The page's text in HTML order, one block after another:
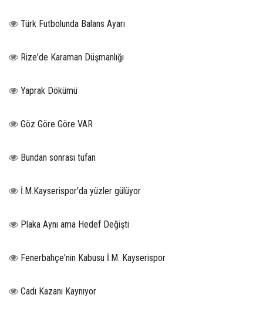
Türk Futbolunda Balans Ayarı
Rize'de Karaman Düşmanlığı
Yaprak Dökümü
Göz Göre Göre VAR
Bundan sonrası tufan
İ.M.Kayserispor'da yüzler gülüyor
Plaka Aynı ama Hedef Değişti
Fenerbahçe'nin Kabusu İ.M. Kayserispor
Cadı Kazanı Kaynıyor